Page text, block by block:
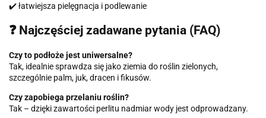
✔️ łatwiejsza pielęgnacja i podlewanie
❓ Najczęściej zadawane pytania (FAQ)
Czy to podłoże jest uniwersalne?
Tak, idealnie sprawdza się jako ziemia do roślin zielonych,
szczególnie palm, juk, dracen i fikusów.
Czy zapobiega przelaniu roślin?
Tak – dzięki zawartości perlitu nadmiar wody jest odprowadzany.